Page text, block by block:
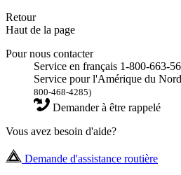
Retour
Haut de la page
Pour nous contacter
Service en français 1-800-663-
Service pour l'Amérique du
800-468-4285)
Demander à être rappelé
Vous avez besoin d'aide?
Demande d'assistance routière